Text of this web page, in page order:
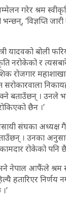
गरेर श्रम
‘विज्ञप्ति
यादवको बोली
नरोकेको र
रोजगार
सरोकारवाला
बताउँछन् । उनले
छैन ।’
संघका अध्यक्ष
। उनका
रोकेको पनि
नेपाल आफैंले श्रम
हतारिएर निर्णय